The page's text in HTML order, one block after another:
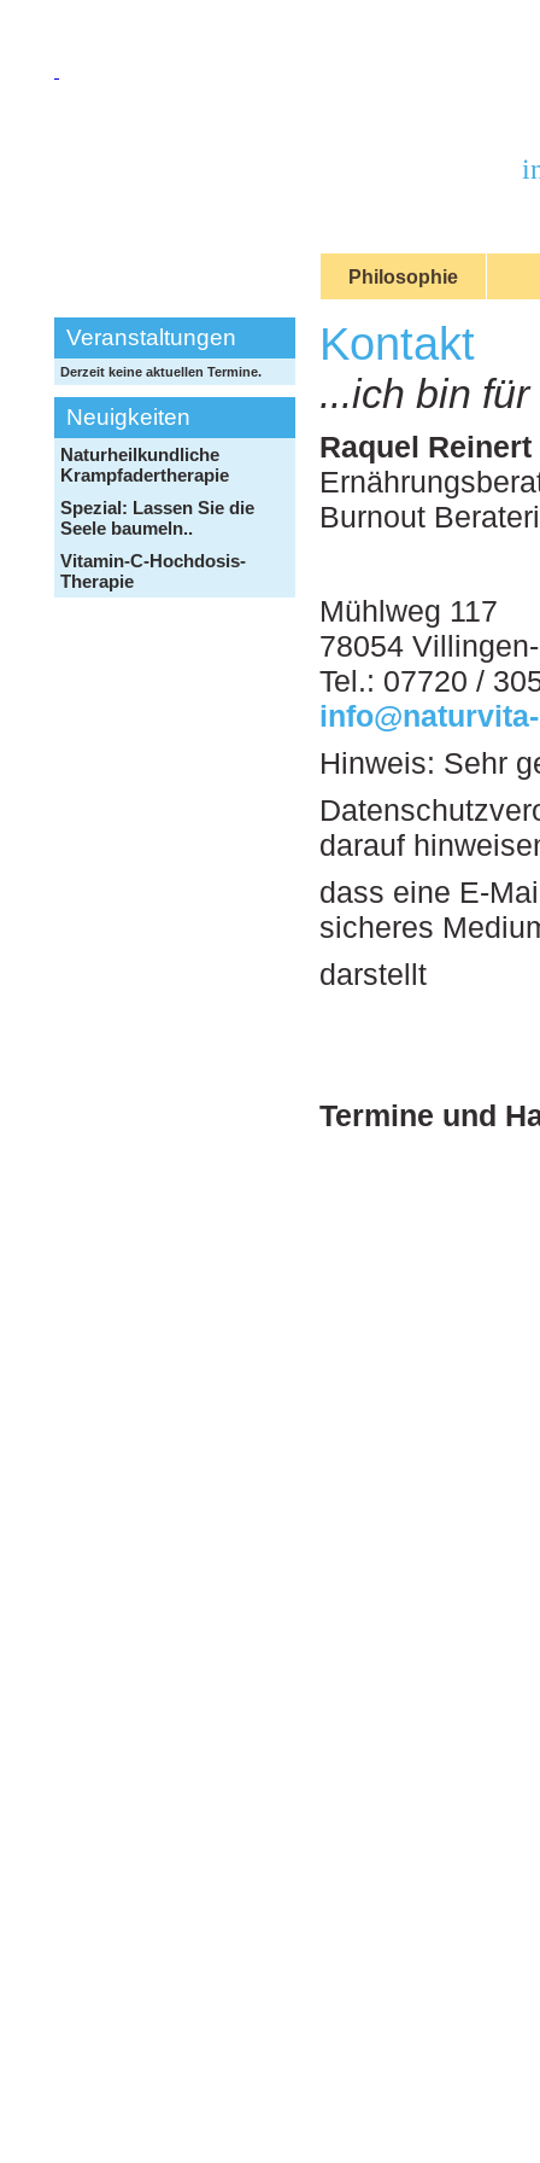
Philosophie
Veranstaltungen
Derzeit keine aktuellen Termine.
Neuigkeiten
Naturheilkundliche
Krampfadertherapie
Spezial: Lassen Sie die
Seele baumeln..
Vitamin-C-Hochdosis-
Therapie
Kontakt
...ich bin
Raquel
Burnout
Mühlweg 117
78054
Tel.: 07720 /
Hinweis: Sehr
darauf
dass eine E-
sicheres
darstellt
Termine und